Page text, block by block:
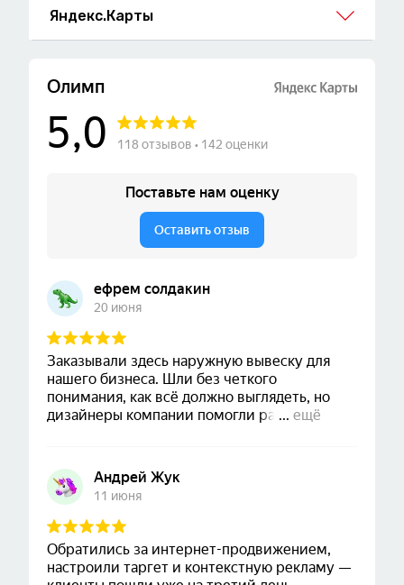
Яндекс.Карты